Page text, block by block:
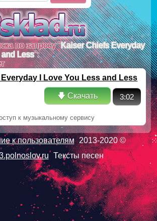
по запросу "Kaiser Chiefs Everyday
and Less":
I Love You Less and Less
🡇 Скачать 3:02
к музыкальному сервису
к пользователям 2013-2020 ©
Тексты песен